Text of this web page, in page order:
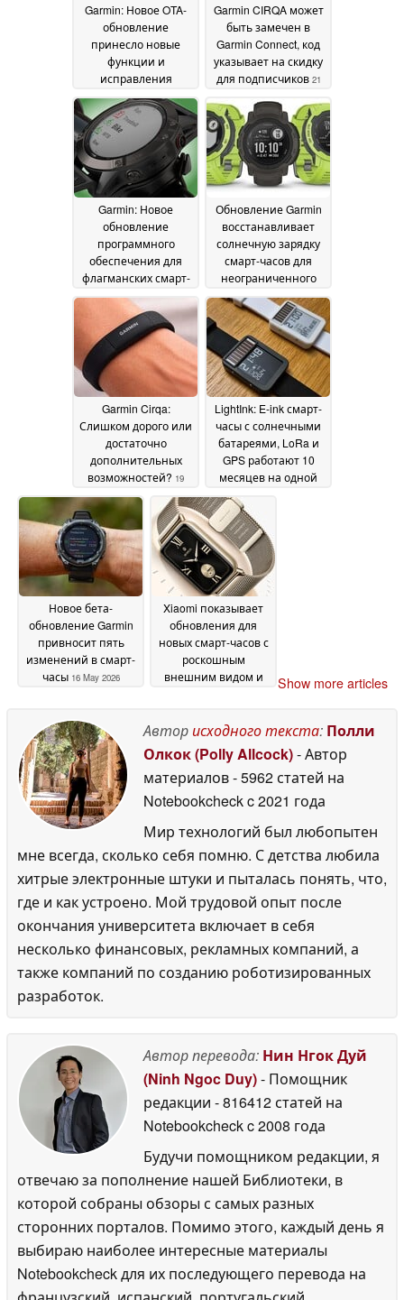
Garmin: Новое OTA-
обновление
принесло новые
функции и
исправления
ошибок для смарт-
часов22 May 2026
Garmin CIRQA может
быть замечен в
Garmin Connect, код
указывает на скидку
для подписчиков 21
Garmin: Новое
обновление
программного
обеспечения для
флагманских смарт-
часов содержит
множество
исправлений и
улучшений20 May 2026
Обновление Garmin
восстанавливает
солнечную зарядку
смарт-часов для
неограниченного
времени
автономной работы
19 May 2026
Garmin Cirqa:
Слишком дорого или
достаточно
дополнительных
возможностей? 19
May 2026
LightInk: E-ink смарт-
часы с солнечными
батареями, LoRa и
GPS работают 10
месяцев на одной
зарядке
Новое бета-
обновление Garmin
привносит пять
изменений в смарт-
часы 16 May 2026
Xiaomi показывает
обновления для
новых смарт-часов с
роскошным
внешним видом и
21 день16 May 2026
Show more articles
Авторисходного текста: Полли
Олкок (Polly Allcock)- Автор
материалов- 5962 статей на
Notebookcheckc 2021 года
Мир технологий был любопытен
мне всегда, сколько себя помню. С детства любила
хитрые электронные штуки и пыталась понять, что,
где и как устроено. Мой трудовой опыт после
окончания университета включает в себя
несколько финансовых, рекламных компаний, а
также компаний по созданию роботизированных
разработок.
Автор перевода: Нин Нгок Дуй
(Ninh Ngoc Duy)- Помощник
редакции - 816412 статей на
Notebookcheckc 2008 года
Будучи помощником редакции, я
отвечаю за пополнение нашей Библиотеки, в
которой собраны обзоры с самых разных
сторонних порталов. Помимо этого, каждый день я
выбираю наиболее интересные материалы
Notebookcheck для их последующего перевода на